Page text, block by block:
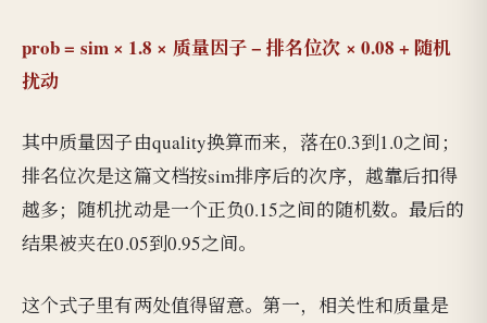
prob = sim × 1.8 × 质量因子 − 排名位次 × 0.08 + 随机
扰动
其中质量因子由quality换算而来，落在0.3到1.0之间；
排名位次是这篇文档按sim排序后的次序，越靠后扣得
越多；随机扰动是一个正负0.15之间的随机数。最后的
结果被夹在0.05到0.95之间。
这个式子里有两处值得留意。第一，相关性和质量是